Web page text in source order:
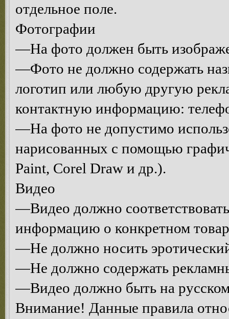
отдельное поле.
Фотографии
—На фото должен быть
—Фото не должно содержать
логотип или любую другую
контактную информацию:
—На фото не допустимо
нарисованных с помощью
Paint, Corel Draw и др.).
Видео
—Видео должно
информацию о конкретном
—Не должно носить
—Не должно содержать
—Видео должно быть на
Внимание! Данные правила